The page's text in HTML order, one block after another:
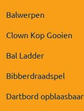
Balwerpen
Clown Kop Gooien
Bal Ladder
Bibberdraadspel
Dartbord opblaasbaar